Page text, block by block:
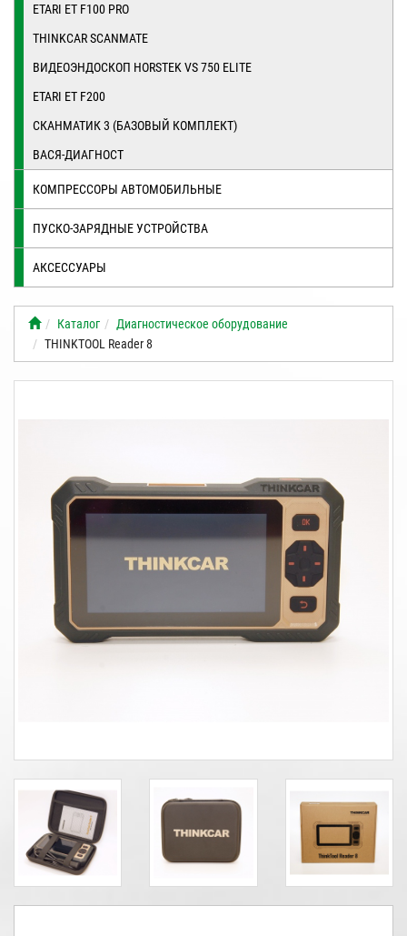
ETARI ET F100 PRO
THINKCAR SCANMATE
ВИДЕОЭНДОСКОП HORSTEK VS 750 ELITE
ETARI ET F200
СКАНМАТИК 3 (БАЗОВЫЙ КОМПЛЕКТ)
ВАСЯ-ДИАГНОСТ
КОМПРЕССОРЫ АВТОМОБИЛЬНЫЕ
ПУСКО-ЗАРЯДНЫЕ УСТРОЙСТВА
АКСЕССУАРЫ
Каталог
Диагностическое оборудование
THINKTOOL Reader 8